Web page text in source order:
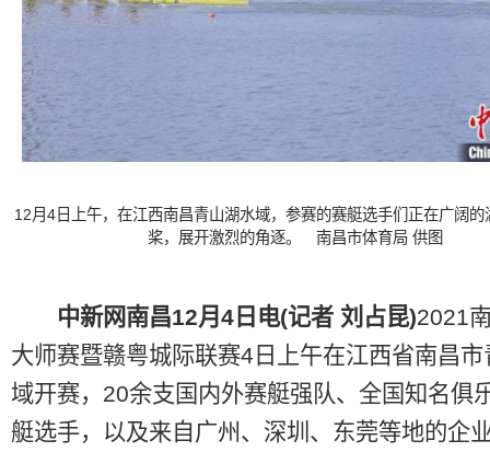
12月4日上午，在江西南昌青山湖水域，参赛的赛艇选手们正在广阔的
桨，展开激烈的角逐。 南昌市体育局 供图
中新网南昌12月4日电(记者 刘占昆)2021
大师赛暨赣粤城际联赛4日上午在江西省南昌
域开赛，20余支国内外赛艇强队、全国知名俱
艇选手，以及来自广州、深圳、东莞等地的企